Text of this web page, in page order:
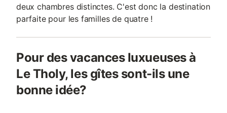
deux chambres distinctes. C'est donc la destination
parfaite pour les familles de quatre !
Pour des vacances luxueuses à
Le Tholy, les gîtes sont-ils une
bonne idée?